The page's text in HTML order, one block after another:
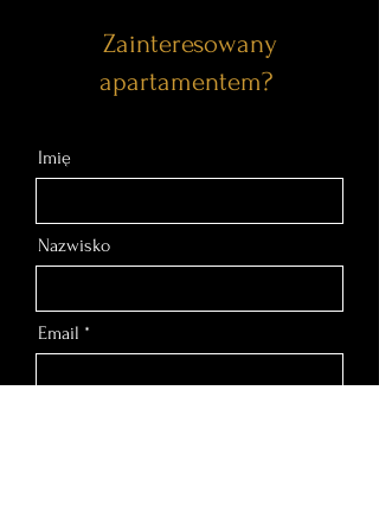
Zainteresowany
apartamentem?
Imię
Nazwisko
Email